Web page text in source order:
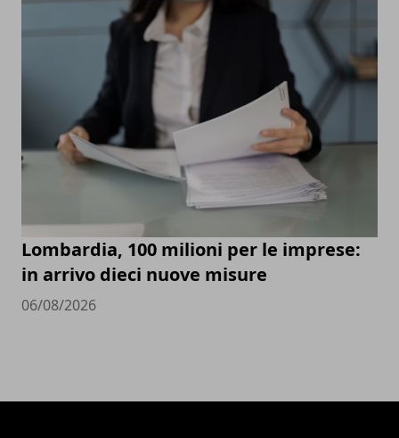
Lombardia, 100 milioni per le imprese:
in arrivo dieci nuove misure
06/08/2026